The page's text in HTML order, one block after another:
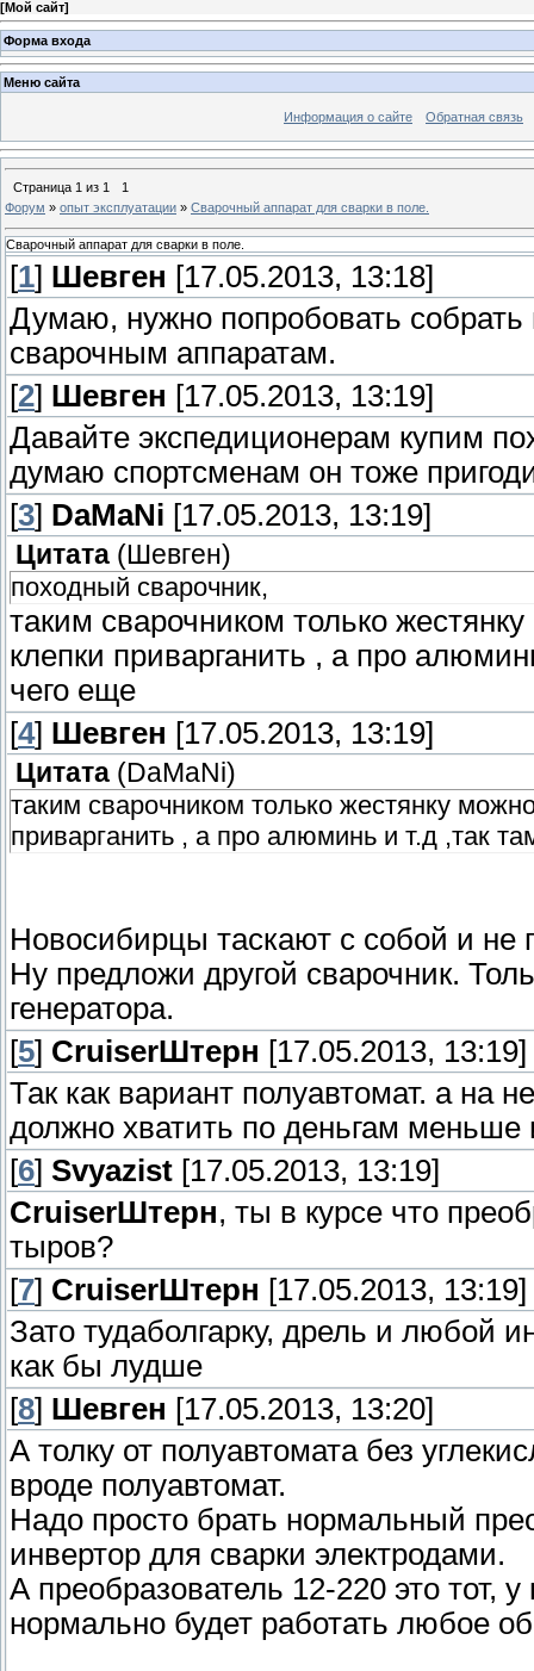
[Мой сайт]
Форма входа
Меню сайта
Информация о сайте Обратная связь
Страница 1 из 1
1
Форум » опыт эксплуатации » Сварочный аппарат для сварки в поле.
Сварочный аппарат для сварки в поле.
[1] Шевген [17.05.2013, 13:18]
Думаю, нужно попробовать
сварочным аппаратам.
[2] Шевген [17.05.2013, 13:19]
Давайте экспедиционерам купим
думаю спортсменам он тоже
[3] DaMaNi [17.05.2013, 13:19]
Цитата ( Шевген)
походный сварочник,
таким сварочником только
клепки приварганить , а про
чего еще
[4] Шевген [17.05.2013, 13:19]
Цитата ( DaMaNi)
таким сварочником только жестянку
приварганить , а про алюминь и т.д ,так
Новосибирцы таскают с собой и не
Ну предложи другой сварочник.
генератора.
[5] СruiserШтерн [17.05.2013, 13:19]
Так как вариант полуавтомат. а на
должно хватить по деньгам меньше
[6] Svyazist [17.05.2013, 13:19]
СruiserШтерн, ты в курсе что
тыров?
[7] СruiserШтерн [17.05.2013, 13:19]
Зато тудаболгарку, дрель и любой
как бы лудше
[8] Шевген [17.05.2013, 13:20]
А толку от полуавтомата без
вроде полуавтомат.
Надо просто брать нормальный
инвертор для сварки электродами.
А преобразователь 12-220 это тот,
нормально будет работать любое